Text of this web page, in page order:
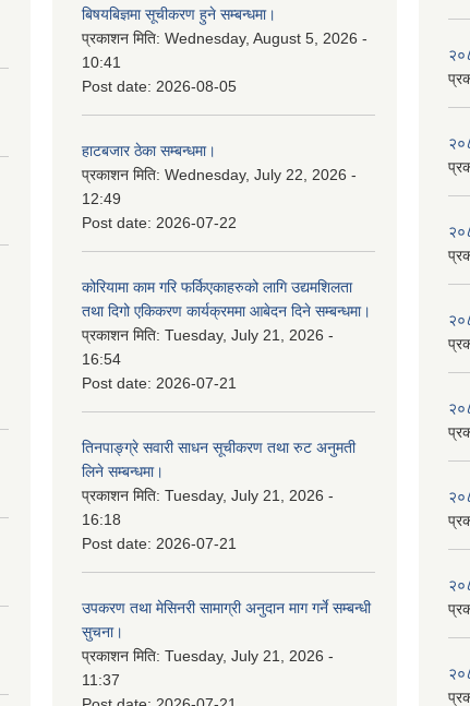
बिषयबिज्ञमा सूचीकरण हुने सम्बन्धमा।
प्रकाशन मिति: Wednesday, August 5, 2026 -
10:41
Post date: 2026-08-05
हाटबजार ठेका सम्बन्धमा।
प्रकाशन मिति: Wednesday, July 22, 2026 -
12:49
Post date: 2026-07-22
कोरियामा काम गरि फर्किएकाहरुको लागि उद्यमशिलता
तथा दिगो एकिकरण कार्यक्रममा आबेदन दिने सम्बन्धमा।
प्रकाशन मिति: Tuesday, July 21, 2026 -
16:54
Post date: 2026-07-21
तिनपाङ्ग्रे सवारी साधन सूचीकरण तथा रुट अनुमती
लिने सम्बन्धमा।
प्रकाशन मिति: Tuesday, July 21, 2026 -
16:18
Post date: 2026-07-21
उपकरण तथा मेसिनरी सामाग्री अनुदान माग गर्ने सम्बन्धी
सुचना।
प्रकाशन मिति: Tuesday, July 21, 2026 -
11:37